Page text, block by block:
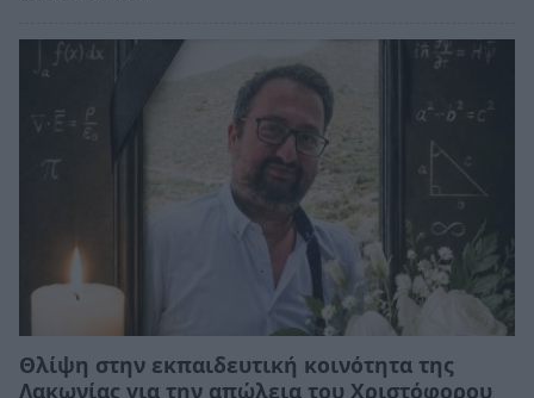
Θλίψη στην εκπαιδευτική κοινότητα της
Λακωνίας για την απώλεια του Χριστόφορου